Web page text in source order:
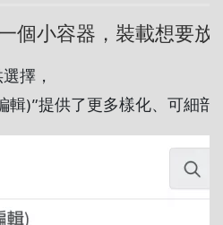
個小容器，裝載想要放
擇，
輯)”提供了更多樣化、可細